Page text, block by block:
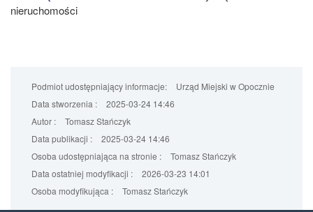
nieruchomości
Podmiot udostępniający informacje:
Urząd Miejski w Opocznie
Data stworzenia :
2025-03-24 14:46
Autor :
Tomasz Stańczyk
Data publikacji :
2025-03-24 14:46
Osoba udostępniająca na stronie :
Tomasz Stańczyk
Data ostatniej modyfikacji :
2026-03-23 14:01
Osoba modyfikująca :
Tomasz Stańczyk